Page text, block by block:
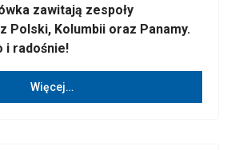
zawitają zespoły
Polski, Kolumbii oraz Panamy.
i radośnie!
Więcej…